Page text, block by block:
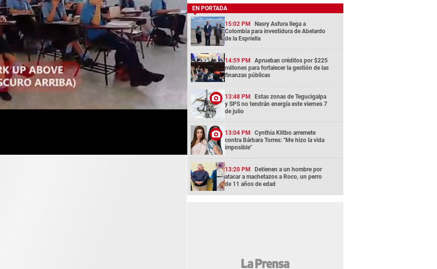
EN PORTADA
15:02 PM Nasry Asfura llega a
Colombia para investidura de Abelardo
de la Espriella
14:59 PM Aprueban créditos por $225
millones para fortalecer la gestión de las
finanzas públicas
13:48 PM Estas zonas de Tegucigalpa
y SPS no tendrán energía este viernes 7
de julio
13:04 PM Cynthia Klitbo arremete
contra Bárbara Torres: "Me hizo la vida
imposible"
13:20 PM Detienen a un hombre por
atacar a machetazos a Roco, un perro
de 11 años de edad